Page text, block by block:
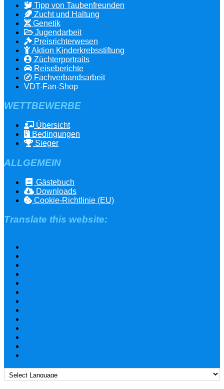
Tipp von Taubenfreunden
Zucht und Haltung
Genetik
Jugendarbeit
Preisrichterwesen
Aktion Kinderkrebsstiftung
Züchterportraits
Reiseberichte
Fachverbandsarbeit
VDT-Fan-Shop
WETTBEWERBE
Übersicht
Bedingungen
Sieger
ALLGEMEIN
Gästebuch
Downloads
Cookie-Richtlinie (EU)
Translate this website: